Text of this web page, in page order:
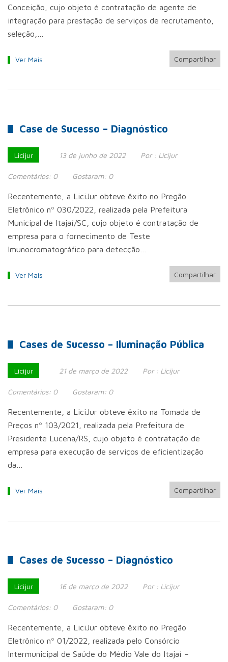
Conceição, cujo objeto é contratação de agente de
integração para prestação de serviços de recrutamento,
seleção,…
Ver Mais Compartilhar
Case de Sucesso – Diagnóstico
Licijur 13 de junho de 2022 Por : Licijur
Comentários: 0 Gostaram: 0
Recentemente, a LiciJur obteve êxito no Pregão
Eletrônico nº 030/2022, realizada pela Prefeitura
Municipal de Itajaí/SC, cujo objeto é contratação de
empresa para o fornecimento de Teste
Imunocromatográfico para detecção…
Ver Mais Compartilhar
Cases de Sucesso – Iluminação Pública
Licijur 21 de março de 2022 Por : Licijur
Comentários: 0 Gostaram: 0
Recentemente, a LiciJur obteve êxito na Tomada de
Preços nº 103/2021, realizada pela Prefeitura de
Presidente Lucena/RS, cujo objeto é contratação de
empresa para execução de serviços de eficientização
da…
Ver Mais Compartilhar
Cases de Sucesso – Diagnóstico
Licijur 16 de março de 2022 Por : Licijur
Comentários: 0 Gostaram: 0
Recentemente, a LiciJur obteve êxito no Pregão
Eletrônico nº 01/2022, realizada pelo Consórcio
Intermunicipal de Saúde do Médio Vale do Itajaí –